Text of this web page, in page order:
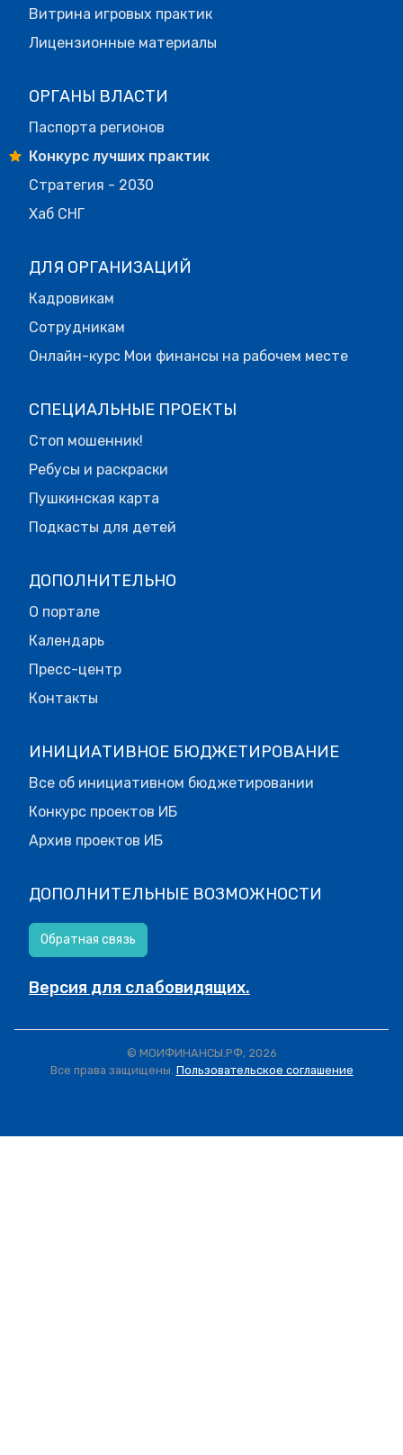
Витрина игровых практик
Лицензионные материалы
ОРГАНЫ ВЛАСТИ
Паспорта регионов
Конкурс лучших практик
Стратегия - 2030
Хаб СНГ
ДЛЯ ОРГАНИЗАЦИЙ
Кадровикам
Сотрудникам
Онлайн-курс Мои финансы на рабочем месте
СПЕЦИАЛЬНЫЕ ПРОЕКТЫ
Стоп мошенник!
Ребусы и раскраски
Пушкинская карта
Подкасты для детей
ДОПОЛНИТЕЛЬНО
О портале
Календарь
Пресс-центр
Контакты
ИНИЦИАТИВНОЕ БЮДЖЕТИРОВАНИЕ
Все об инициативном бюджетировании
Конкурс проектов ИБ
Архив проектов ИБ
ДОПОЛНИТЕЛЬНЫЕ ВОЗМОЖНОСТИ
Обратная связь
Версия для слабовидящих.
© МОИФИНАНСЫ.РФ, 2026
Все права защищены. Пользовательское соглашение